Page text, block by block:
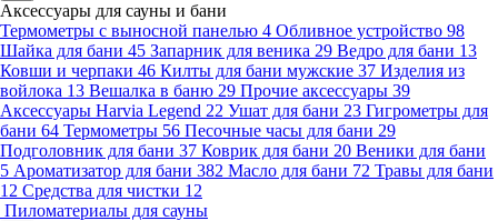
Аксессуары для сауны и бани
Термометры с выносной панелью 4 Обливное устройство 98
Шайка для бани 45 Запарник для веника 29 Ведро для бани 13
Ковши и черпаки 46 Килты для бани мужские 37 Изделия из
войлока 13 Вешалка в баню 29 Прочие аксессуары 39
Аксессуары Harvia Legend 22 Ушат для бани 23 Гигрометры для
бани 64 Термометры 56 Песочные часы для бани 29
Подголовник для бани 37 Коврик для бани 20 Веники для бани
5 Ароматизатор для бани 382 Масло для бани 72 Травы для бани
12 Средства для чистки 12
Пиломатериалы для сауны